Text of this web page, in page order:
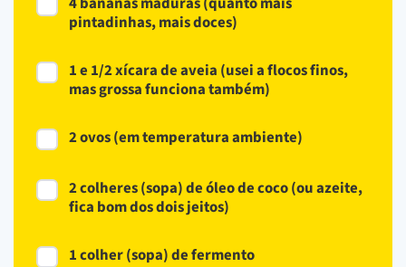
pintadinhas, mais doces)
1 e 1/2 xícara de aveia (usei a flocos finos,
mas grossa funciona também)
2 ovos (em temperatura ambiente)
2 colheres (sopa) de óleo de coco (ou azeite,
fica bom dos dois jeitos)
1 colher (sopa) de fermento